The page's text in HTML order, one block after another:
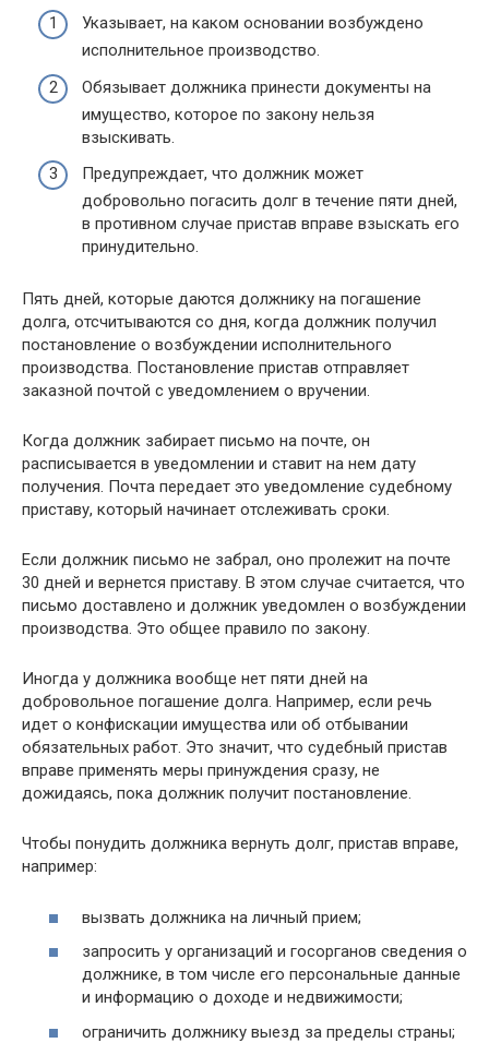
Указывает, на каком основании возбуждено
исполнительное производство.
Обязывает должника принести документы на
имущество, которое по закону нельзя
взыскивать.
Предупреждает, что должник может
добровольно погасить долг в течение пяти дней,
в противном случае пристав вправе взыскать его
принудительно.
Пять дней, которые даются должнику на погашение
долга, отсчитываются со дня, когда должник получил
постановление о возбуждении исполнительного
производства. Постановление пристав отправляет
заказной почтой с уведомлением о вручении.
Когда должник забирает письмо на почте, он
расписывается в уведомлении и ставит на нем дату
получения. Почта передает это уведомление судебному
приставу, который начинает отслеживать сроки.
Если должник письмо не забрал, оно пролежит на почте
30 дней и вернется приставу. В этом случае считается, что
письмо доставлено и должник уведомлен о возбуждении
производства. Это общее правило по закону.
Иногда у должника вообще нет пяти дней на
добровольное погашение долга. Например, если речь
идет о конфискации имущества или об отбывании
обязательных работ. Это значит, что судебный пристав
вправе применять меры принуждения сразу, не
дожидаясь, пока должник получит постановление.
Чтобы понудить должника вернуть долг, пристав вправе,
например:
вызвать должника на личный прием;
запросить у организаций и госорганов сведения о
должнике, в том числе его персональные данные
и информацию о доходе и недвижимости;
ограничить должнику выезд за пределы страны;